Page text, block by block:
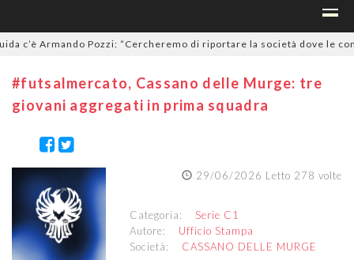
Armando Pozzi: “Cercheremo di riportare la società dove le
#futsalmercato, Cassano delle Murge: tre
giovani aggregati in prima squadra
29/06/2026 Letto 278 volte
Categoria: Serie C1
Autore: Ufficio Stampa
Società: CASSANO DELLE MURGE